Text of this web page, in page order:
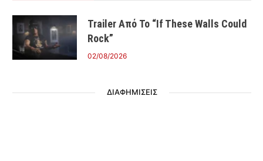
Trailer Από Το “If These Walls Could
Rock”
02/08/2026
ΔΙΑΦΗΜΙΣΕΙΣ